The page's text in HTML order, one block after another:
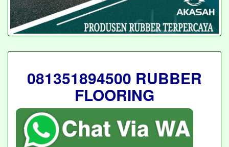
081351894500 RUBBER
FLOORING